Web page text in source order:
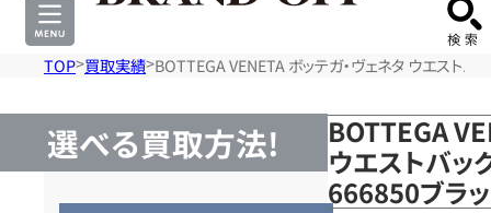
TOP 買取実績 BOTTEGA VENETA ボッテガ・ヴェネタ ウエスト
選べる買取方法!
BOTTEGA
ウエストバッ
666850ブラ